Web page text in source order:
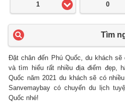
1 0
Tìm
Đặt chân đến Phú Quốc, du khách
và tìm hiểu rất nhiều địa điểm đẹp,
Quốc năm 2021 du khách sẽ có
Sanvemaybay có chuyến du lịch
Quốc nhé!